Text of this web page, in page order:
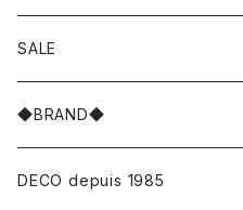
SALE
◆BRAND◆
DECO depuis 1985